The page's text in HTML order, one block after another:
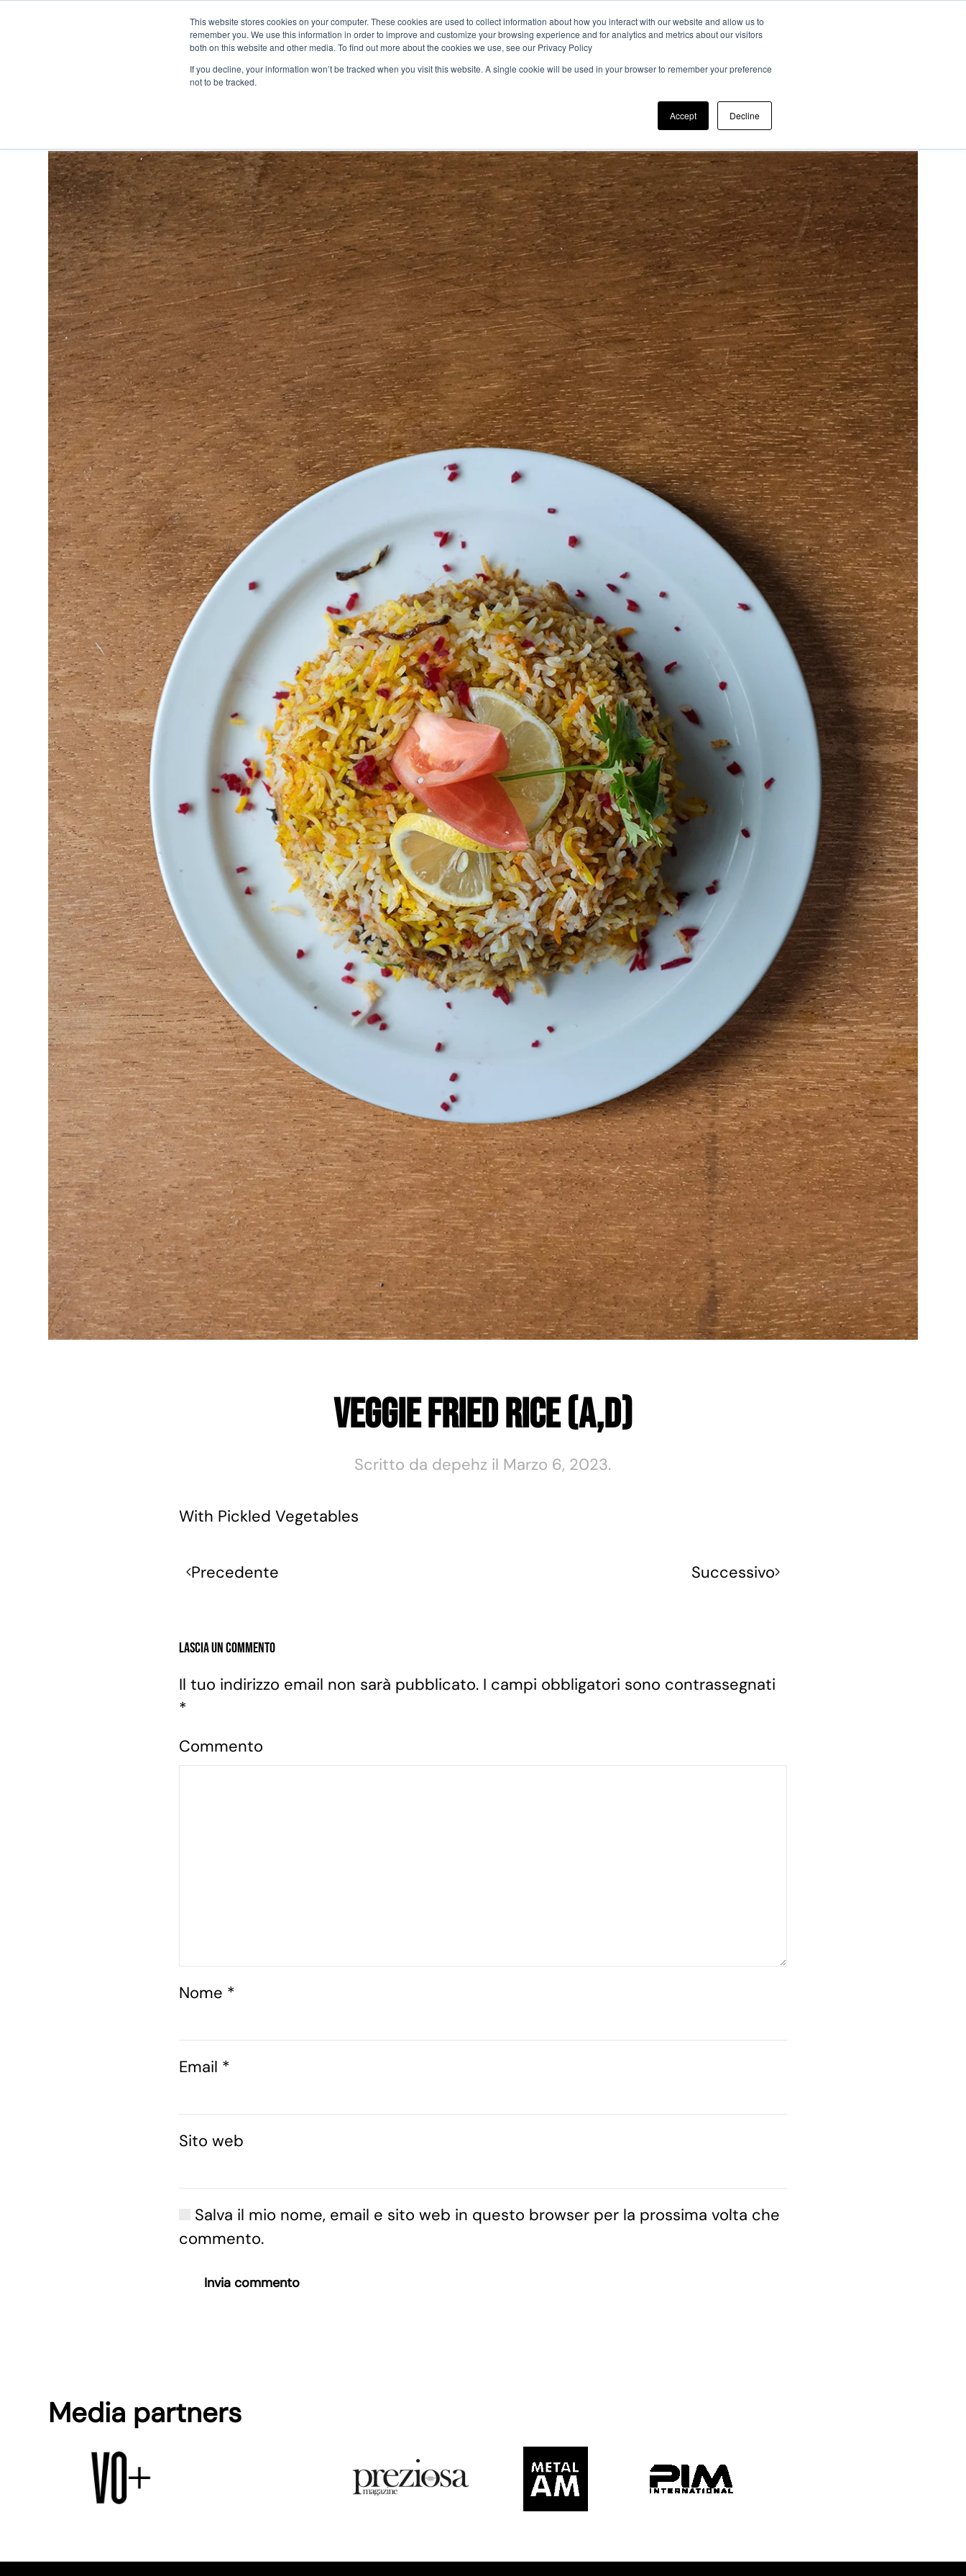
This website stores cookies on your computer. These cookies are used to collect information about how you interact with our website and allow us to
remember you. We use this information in order to improve and customize your browsing experience and for analytics and metrics about our visitors
both on this website and other media. To find out more about the cookies we use, see our Privacy Policy
If you decline, your information won’t be tracked when you visit this website. A single cookie will be used in your browser to remember your preference
not to be tracked.
Accept Decline
Passa al contenuto principale Perché PartecipareAgenda
Veggie Fried Rice (A,D)
Scritto da depehz il Marzo 6, 2023.
With Pickled Vegetables
Precedente Successivo
Lascia un commento
Il tuo indirizzo email non sarà pubblicato. I campi obbligatori sono contrassegnati
*
Commento
Nome *
Email *
Sito web
Salva il mio nome, email e sito web in questo browser per la prossima volta che
commento.
Invia commento
Media partners